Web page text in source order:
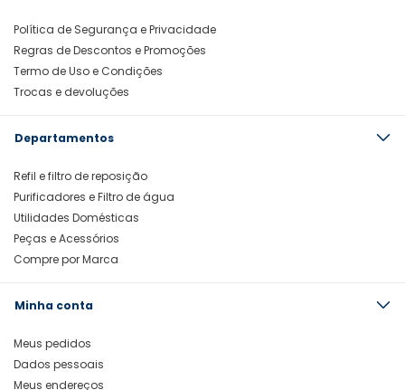
Política de Segurança e Privacidade
Regras de Descontos e Promoções
Termo de Uso e Condições
Trocas e devoluções
Departamentos
Refil e filtro de reposição
Purificadores e Filtro de água
Utilidades Domésticas
Peças e Acessórios
Compre por Marca
Minha conta
Meus pedidos
Dados pessoais
Meus endereços